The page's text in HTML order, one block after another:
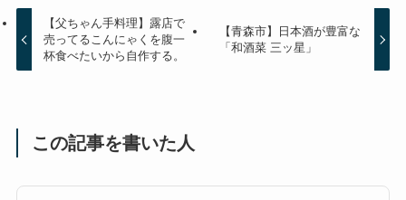
【父ちゃん手料理】露店で
売ってるこんにゃくを腹一
杯食べたいから自作する。
【青森市】日本酒が豊富な
「和酒菜 三ッ星」
この記事を書いた人